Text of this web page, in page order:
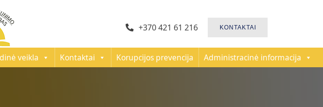
+370 421 61 216 KONTAKTAI
veikla Kontaktai Korupcijos prevencija Administracinė informacija